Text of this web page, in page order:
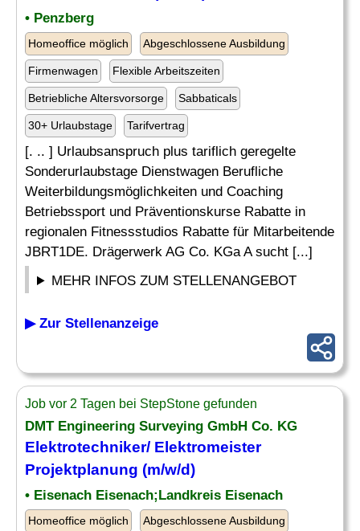
• Penzberg
Homeoffice möglich Abgeschlossene Ausbildung
Firmenwagen Flexible Arbeitszeiten
Betriebliche Altersvorsorge Sabbaticals
30+ Urlaubstage Tarifvertrag
[. .. ] Urlaubsanspruch plus tariflich geregelte
Sonderurlaubstage Dienstwagen Berufliche
Weiterbildungsmöglichkeiten und Coaching
Betriebssport und Präventionskurse Rabatte in
regionalen Fitnessstudios Rabatte für Mitarbeitende
JBRT1DE. Drägerwerk AG Co. KGa A sucht [...]
MEHR INFOS ZUM STELLENANGEBOT
▶ Zur Stellenanzeige
Job vor 2 Tagen bei StepStone gefunden
DMT Engineering Surveying GmbH Co. KG
Elektrotechniker/ Elektromeister
Projektplanung (m/w/d)
• Eisenach Eisenach;Landkreis Eisenach
Homeoffice möglich Abgeschlossene Ausbildung